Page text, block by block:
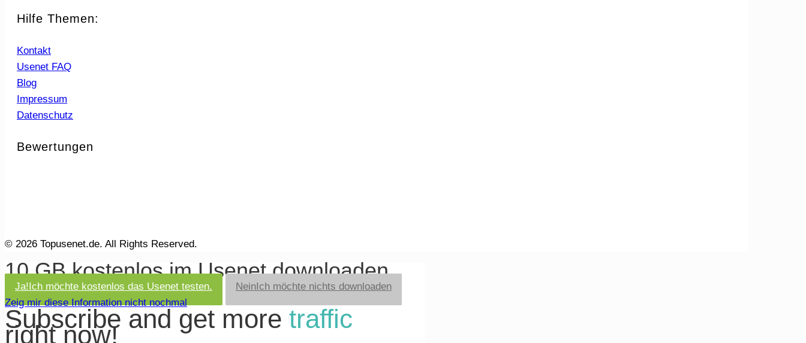
Hilfe Themen:
Kontakt
Usenet FAQ
Blog
Impressum
Datenschutz
Bewertungen
© 2026 Topusenet.de. All Rights Reserved.
10 GB kostenlos im Usenet downloaden
Ja!Ich möchte kostenlos das Usenet testen. NeinIch möchte nichts downloaden
Zeig mir diese Information nicht nochmal
Subscribe and get more traffic
right now!